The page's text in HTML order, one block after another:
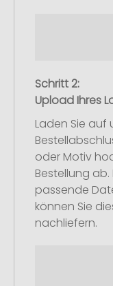
Schritt 2:
Upload Ihres
Laden Sie auf
oder Motiv
Bestellung ab.
passende
können Sie
nachliefern.